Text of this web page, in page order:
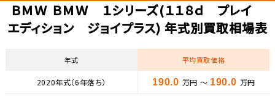
ＢＭＷ ＢＭＷ １シリーズ(１１８ｄ プレイ
エディション ジョイプラス) 年式別買取相場表
年式 平均買取価格
2020年式（6年落ち） 190.0 万円 ～ 190.0 万円